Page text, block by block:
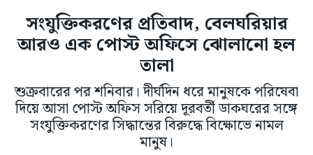
সংযুক্তিকরণের প্রতিবাদ, বেলঘরিয়ার
আরও এক পোস্ট অফিসে ঝোলানো হল
তালা
শুক্রবারের পর শনিবার। দীর্ঘদিন ধরে মানুষকে পরিষেবা
দিয়ে আসা পোস্ট অফিস সরিয়ে দূরবর্তী ডাকঘরের সঙ্গে
সংযুক্তিকরণের সিদ্ধান্তের বিরুদ্ধে বিক্ষোভে নামল
মানুষ।